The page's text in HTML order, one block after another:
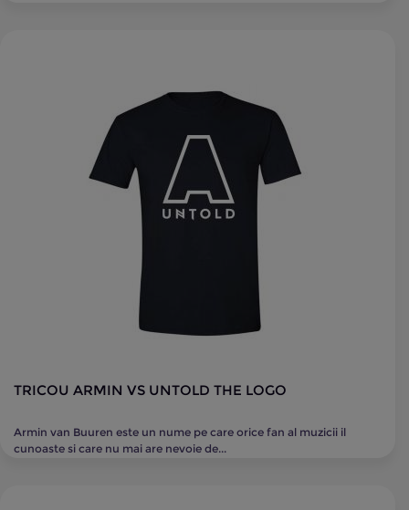
TRICOU ARMIN VS UNTOLD THE LOGO
Armin van Buuren este un nume pe care orice fan al muzicii il
cunoaste si care nu mai are nevoie de...